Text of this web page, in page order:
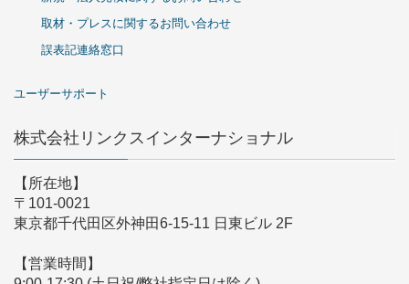
取材・プレスに関するお問い合わせ
誤表記連絡窓口
ユーザーサポート
株式会社リンクスインターナショナル
【所在地】
〒101-0021
東京都千代田区外神田6-15-11 日東ビル 2F
【営業時間】